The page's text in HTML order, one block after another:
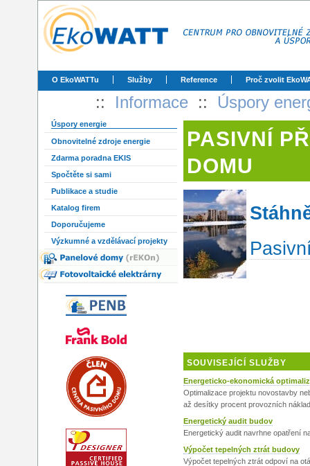
O EkoWATTu Služby Reference Proč zvolit
:: Informace :: Úspory
Úspory energie
Obnovitelné zdroje energie
Zdarma poradna EKIS
Spočtěte si sami
Publikace a studie
Katalog firem
Doporučujeme
Výzkumné a vzdělávací projekty
PASIVNÍ
DOMU
SOUVISEJÍCÍ SLUŽBY
Energeticko-ekonomická
Optimalizace projektu novostavby
až desítky procent provozních
Energetický audit budov
Energetický audit navrhne opatření
Výpočet tepelných ztrát budovy
Výpočet tepelných ztrát odpoví na